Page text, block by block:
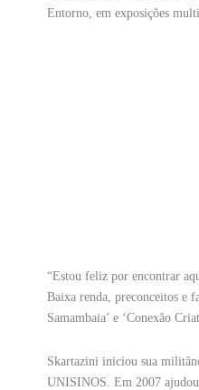
Entorno, em exposições
“Estou feliz por encontrar
Baixa renda, preconceitos e
Samambaia’ e ‘Conexão
Skartazini iniciou sua
UNISINOS. Em 2007